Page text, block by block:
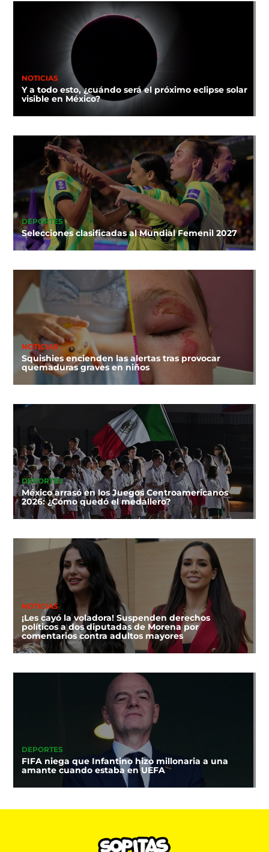
NOTICIAS
Y a todo esto, ¿cuándo será el próximo eclipse solar
visible en México?
DEPORTES
Selecciones clasificadas al Mundial Femenil 2027
NOTICIAS
Squishies encienden las alertas tras provocar
quemaduras graves en niños
DEPORTES
México arrasó en los Juegos Centroamericanos
2026: ¿Cómo quedó el medallero?
NOTICIAS
¡Les cayó la voladora! Suspenden derechos
políticos a dos diputadas de Morena por
comentarios contra adultos mayores
DEPORTES
FIFA niega que Infantino hizo millonaria a una
amante cuando estaba en UEFA